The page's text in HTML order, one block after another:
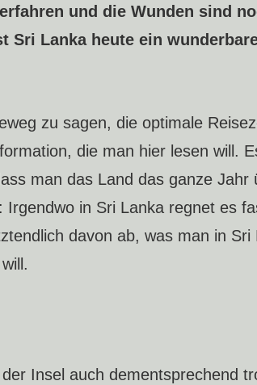
und die Wunden sind
Sri Lanka heute ein
zu sagen, die optimale
die man hier lesen will.
man das Land das ganze Jahr
Irgendwo in Sri Lanka regnet es
davon ab, was man in Sri
Insel auch dementsprechend